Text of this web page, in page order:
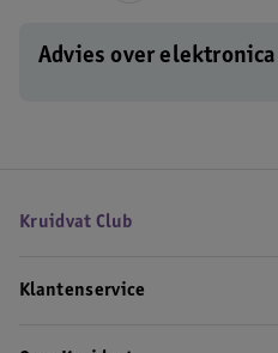
Advies over elektronica
Kruidvat Club
Klantenservice